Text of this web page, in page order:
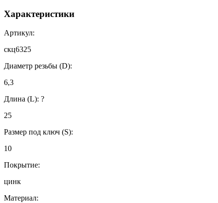
Характеристики
Артикул:
скц6325
Диаметр резьбы (D):
6,3
Длина (L): ?
25
Размер под ключ (S):
10
Покрытие:
цинк
Материал: